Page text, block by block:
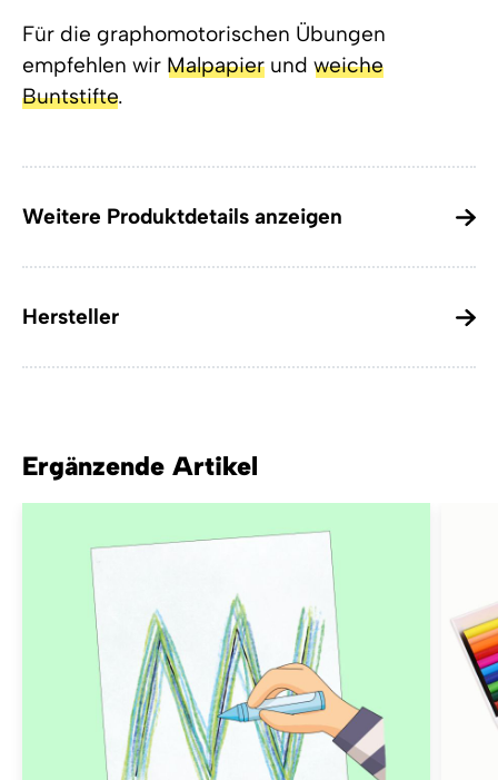
Für die graphomotorischen Übungen
empfehlen wir Malpapier und weiche
Buntstifte.
Weitere Produktdetails anzeigen
Hersteller
Ergänzende Artikel